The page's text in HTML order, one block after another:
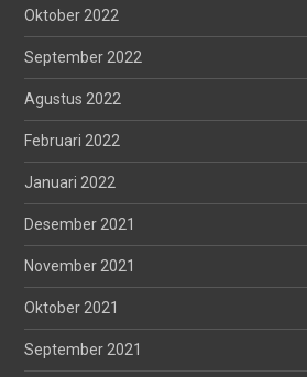
Oktober 2022
September 2022
Agustus 2022
Februari 2022
Januari 2022
Desember 2021
November 2021
Oktober 2021
September 2021